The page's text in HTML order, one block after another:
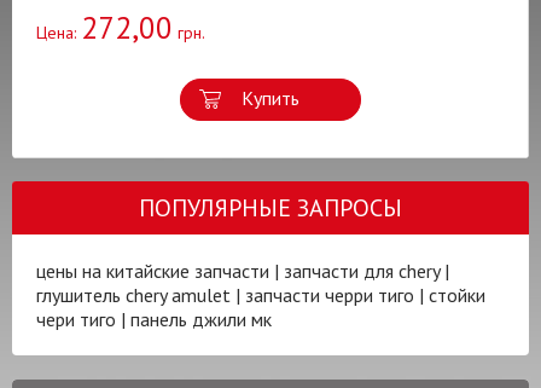
Цена: 272,00 грн.
Купить
ПОПУЛЯРНЫЕ ЗАПРОСЫ
цены на китайские запчасти | запчасти для chery|
глушитель chery amulet | запчасти черри тиго | стойки
чери тиго | панель джили мк